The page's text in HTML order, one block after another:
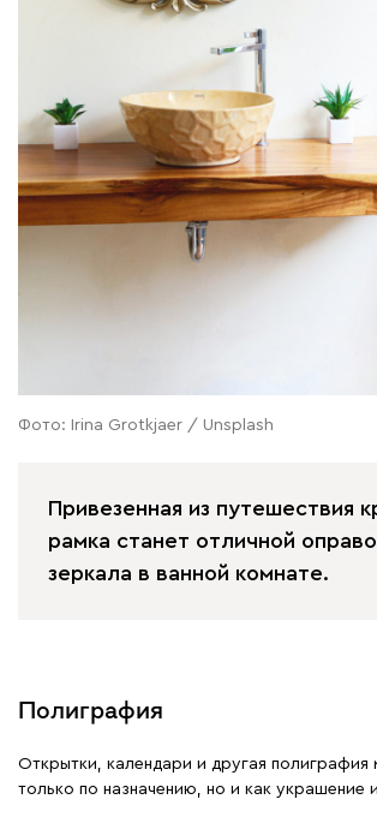
Фото: Irina Grotkjaer / Unsplash
Привезенная из путешествия
рамка станет отличной
зеркала в ванной комнате.
Полиграфия
Открытки, календари и другая полиграфия
только по назначению, но и как украшение